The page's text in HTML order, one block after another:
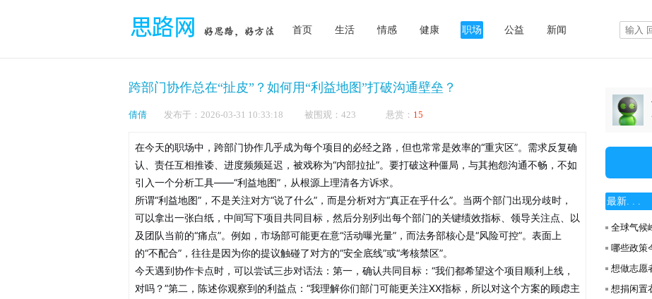
首页 生活 情感 健康 职场 公益 新闻
跨部门协作总在“扯皮”？如何用“利益地图”打破沟通壁垒？
倩倩 发布于：2026-03-31 10:33:18 被围观：423 悬赏： 15
在今天的职场中，跨部门协作几乎成为每个项目的必经之路，但也常常是效率的“重灾区”。需求反复确
认、责任互相推诿、进度频频延迟，被戏称为“内部拉扯”。要打破这种僵局，与其抱怨沟通不畅，不如
引入一个分析工具——“利益地图”，从根源上理清各方诉求。
所谓“利益地图”，不是关注对方“说了什么”，而是分析对方“真正在乎什么”。当两个部门出现分歧时，
可以拿出一张白纸，中间写下项目共同目标，然后分别列出每个部门的关键绩效指标、领导关注点、以
及团队当前的“痛点”。例如，市场部可能更在意“活动曝光量”，而法务部核心是“风险可控”。表面上
的“不配合”，往往是因为你的提议触碰了对方的“安全底线”或“考核禁区”。
今天遇到协作卡点时，可以尝试三步对话法：第一，确认共同目标：“我们都希望这个项目顺利上线，
对吗？”第二，陈述你观察到的利益点：“我理解你们部门可能更关注XX指标，所以对这个方案的顾虑主
最新. . .
全球气候
哪些政策
想做志愿
想捐闲置